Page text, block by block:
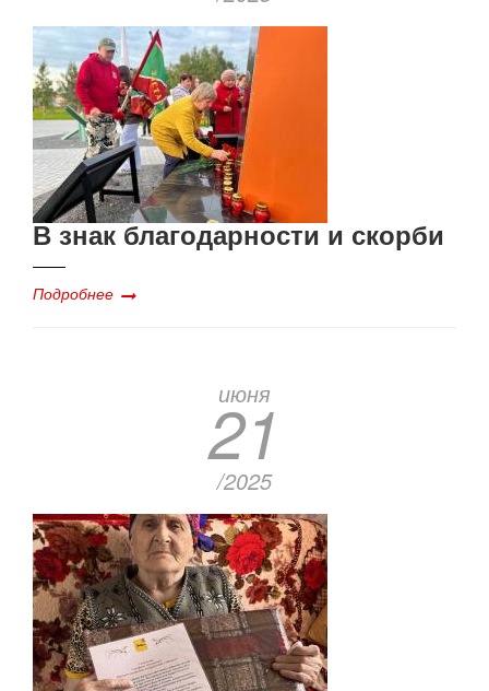
В знак благодарности и скорби
Подробнее
июня
21
/2025